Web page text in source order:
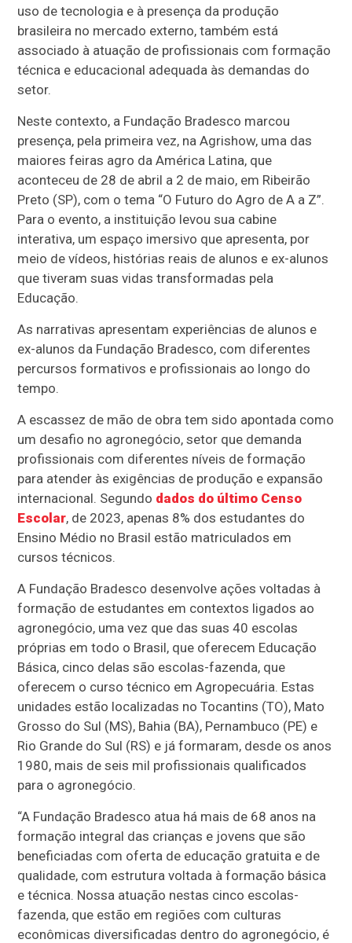
uso de tecnologia e à presença da produção
brasileira no mercado externo, também está
associado à atuação de profissionais com formação
técnica e educacional adequada às demandas do
setor.
Neste contexto, a Fundação Bradesco marcou
presença, pela primeira vez, na Agrishow, uma das
maiores feiras agro da América Latina, que
aconteceu de 28 de abril a 2 de maio, em Ribeirão
Preto (SP), com o tema “O Futuro do Agro de A a Z”.
Para o evento, a instituição levou sua cabine
interativa, um espaço imersivo que apresenta, por
meio de vídeos, histórias reais de alunos e ex-alunos
que tiveram suas vidas transformadas pela
Educação.
As narrativas apresentam experiências de alunos e
ex-alunos da Fundação Bradesco, com diferentes
percursos formativos e profissionais ao longo do
tempo.
A escassez de mão de obra tem sido apontada como
um desafio no agronegócio, setor que demanda
profissionais com diferentes níveis de formação
para atender às exigências de produção e expansão
internacional. Segundo dados do último Censo
Escolar, de 2023, apenas 8% dos estudantes do
Ensino Médio no Brasil estão matriculados em
cursos técnicos.
A Fundação Bradesco desenvolve ações voltadas à
formação de estudantes em contextos ligados ao
agronegócio, uma vez que das suas 40 escolas
próprias em todo o Brasil, que oferecem Educação
Básica, cinco delas são escolas-fazenda, que
oferecem o curso técnico em Agropecuária. Estas
unidades estão localizadas no Tocantins (TO), Mato
Grosso do Sul (MS), Bahia (BA), Pernambuco (PE) e
Rio Grande do Sul (RS) e já formaram, desde os anos
1980, mais de seis mil profissionais qualificados
para o agronegócio.
“A Fundação Bradesco atua há mais de 68 anos na
formação integral das crianças e jovens que são
beneficiadas com oferta de educação gratuita e de
qualidade, com estrutura voltada à formação básica
e técnica. Nossa atuação nestas cinco escolas-
fazenda, que estão em regiões com culturas
econômicas diversificadas dentro do agronegócio, é